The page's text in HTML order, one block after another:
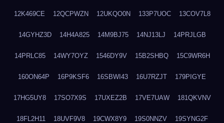
12K469CE 12QCPWZN 12UKQO0N 133P7UOC 13COV7L8
14GYHZ3D 14H4A825 14M9BJ75 14NJ13LJ 14PRJLGB
14PRLC85 14WY7OYZ 1546DY9V 15B2SHBQ 15C9WR6H
160ON64P 16P9KSF6 16SBWI43 16U7RZJT 179PIGYE
17HG5UY8 17SO7X9S 17UXEZ2B 17VE7UAW 181QKVNV
18FL2H11 18UVF9V8 19CWX8Y9 19S0NNZV 19SYNG2F